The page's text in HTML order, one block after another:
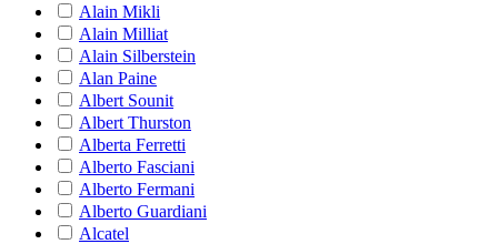
Alain Mikli
Alain Milliat
Alain Silberstein
Alan Paine
Albert Sounit
Albert Thurston
Alberta Ferretti
Alberto Fasciani
Alberto Fermani
Alberto Guardiani
Alcatel